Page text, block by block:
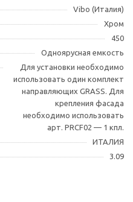
Vibo (Италия)
Хром
450
Одноярусная емкость
Для установки необходимо
использовать один комплект
направляющих GRASS. Для
крепления фасада
необходимо использовать
арт. PRCF02 — 1 кпл.
ИТАЛИЯ
3.09